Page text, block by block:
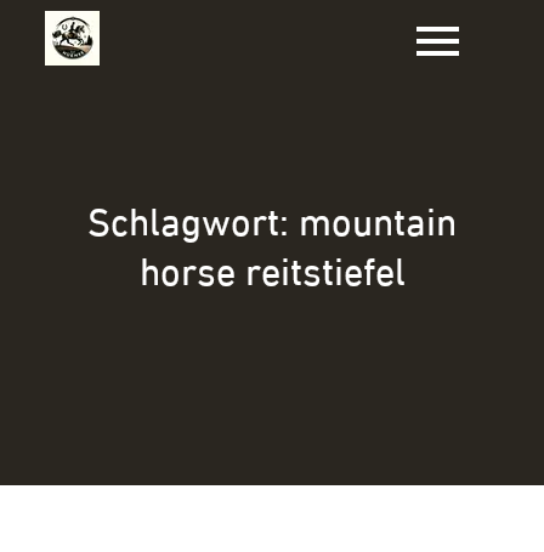
Schlagwort: mountain
horse reitstiefel